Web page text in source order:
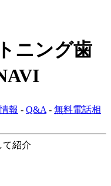
ニング歯
報 - Q&A - 無料電話相
紹介